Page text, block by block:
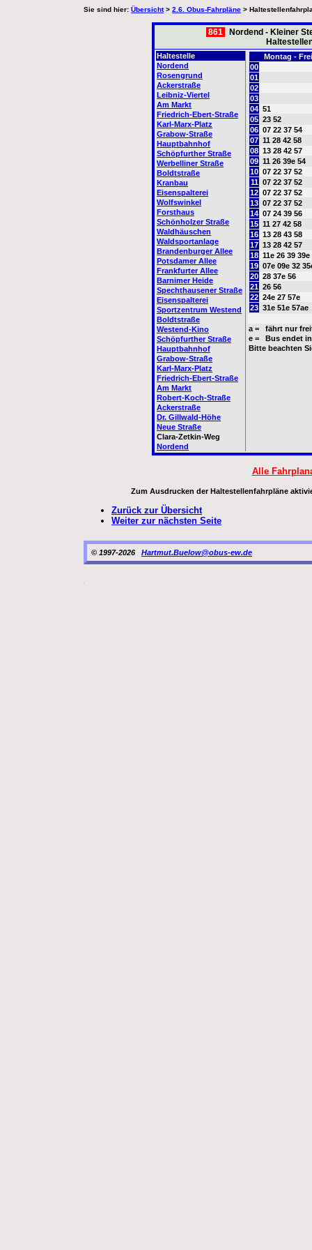
Sie sind hier: Übersicht> 2.6. Obus-Fahrpläne >
861
Nordend - Kleiner
Haltestelle
Nordend
Rosengrund
Ackerstraße
Leibniz-Viertel
Am Markt
Friedrich-Ebert-Straße
Karl-Marx-Platz
Grabow-Straße
Hauptbahnhof
Schöpfurther Straße
Werbelliner Straße
Boldtstraße
Kranbau
Eisenspalterei
Wolfswinkel
Forsthaus
Schönholzer Straße
Waldhäuschen
Waldsportanlage
Brandenburger Allee
Potsdamer Allee
Frankfurter Allee
Barnimer Heide
Spechthausener Straße
Eisenspalterei
Sportzentrum Westend
Boldtstraße
Westend-Kino
Schöpfurther Straße
Hauptbahnhof
Grabow-Straße
Karl-Marx-Platz
Friedrich-Ebert-Straße
Am Markt
Robert-Koch-Straße
Ackerstraße
Dr. Gillwald-Höhe
Neue Straße
Clara-Zetkin-Weg
Nordend
Montag -
00
01
02
03
04 51
05 23 52
06 07 22 37 54
07 11 28 42 58
08 13 28 42 57
09 11 26 39e 54
10 07 22 37 52
11 07 22 37 52
12 07 22 37 52
13 07 22 37 52
14 07 24 39 56
15 11 27 42 58
16 13 28 43 58
17 13 28 42 57
18 11e 26 39 39e
19 07e 09e 32
20 28 37e 56
21 26 56
22 24e 27 57e
23 31e 51e 57ae
a = fährt nur
e = Bus endet
Bitte beachten
Alle
Zum Ausdrucken der Haltestellenfahrpläne
Zurück zur Übersicht
Weiter zur nächsten Seite